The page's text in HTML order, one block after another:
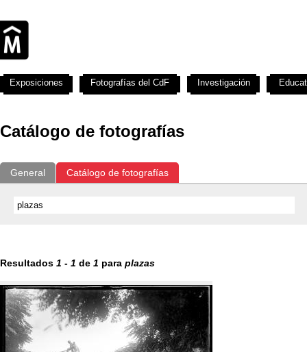
Catálogo de fotografías
General Catálogo de fotografías
Resultados 1 - 1 de 1 para plazas
Exposiciones Fotografías del CdF Investigación